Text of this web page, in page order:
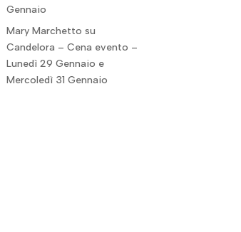
Gennaio
Mary Marchetto su
Candelora – Cena evento –
Lunedì 29 Gennaio e
Mercoledì 31 Gennaio